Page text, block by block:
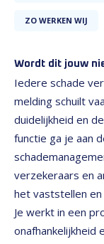
ZO WERKEN WIJ
Wordt dit jouw
Iedere schade
melding schuilt
duidelijkheid en
functie ga je aan
verzekeraars en
het vaststellen en
Je werkt in een
onafhankelijkheid